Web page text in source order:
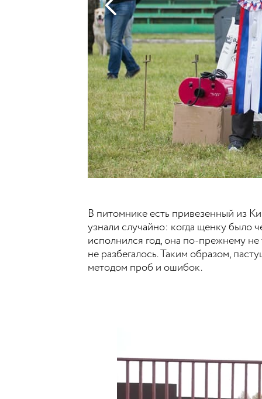
В питомнике есть привезенный из
узнали случайно: когда щенку было
исполнился год, она по-прежнему не
не разбегалось. Таким образом,
методом проб и ошибок.